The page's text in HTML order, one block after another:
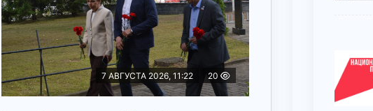
7 АВГУСТА 2026, 11:22 20